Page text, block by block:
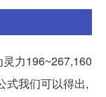
力196~267,160
式我们可以得出,